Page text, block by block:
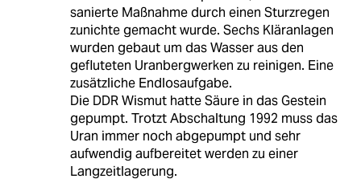
sanierte Maßnahme durch einen Sturzregen
zunichte gemacht wurde. Sechs Kläranlagen
wurden gebaut um das Wasser aus den
gefluteten Uranbergwerken zu reinigen. Eine
zusätzliche Endlosaufgabe.
Die DDR Wismut hatte Säure in das Gestein
gepumpt. Trotzt Abschaltung 1992 muss das
Uran immer noch abgepumpt und sehr
aufwendig aufbereitet werden zu einer
Langzeitlagerung.